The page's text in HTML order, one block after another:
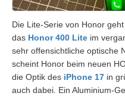
Die Lite-Serie von Honor
das Honor 400 Lite im
sehr offensichtliche optische
scheint Honor beim neuen
die Optik des iPhone 17 in
auch dabei. Ein Aluminium-